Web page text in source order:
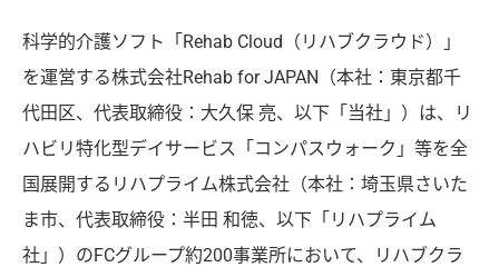
科学的介護ソフト「Rehab Cloud（リハブクラウド）」
を運営する株式会社Rehab for JAPAN（本社：東京都千
代田区、代表取締役：大久保 亮、以下「当社」）は、リ
ハビリ特化型デイサービス「コンパスウォーク」等を全
国展開するリハプライム株式会社（本社：埼玉県さいた
ま市、代表取締役：半田 和徳、以下「リハプライム
社」）のFCグループ約200事業所において、リハブクラ